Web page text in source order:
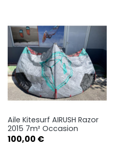
Aile Kitesurf AIRUSH Razor
2015 7m² Occasion
Prix
100,00 €